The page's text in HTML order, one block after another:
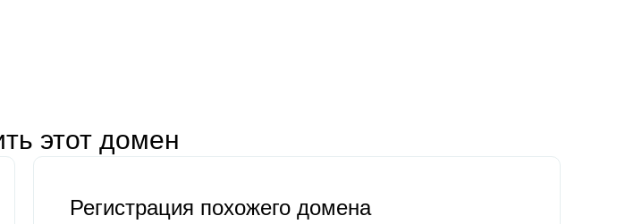
этот домен
Регистрация похожего домена